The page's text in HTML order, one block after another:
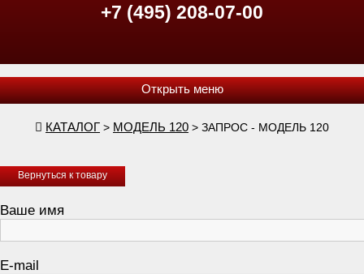
+7 (495) 208-07-00
КАТАЛОГ > МОДЕЛЬ 120 > ЗАПРОС - МОДЕЛЬ 120
Вернуться к товару
Ваше имя
E-mail